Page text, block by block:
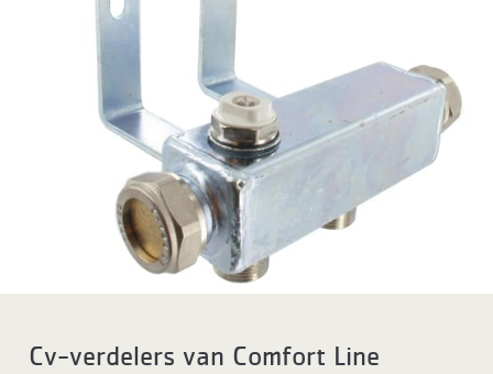
Cv-verdelers van Comfort Line